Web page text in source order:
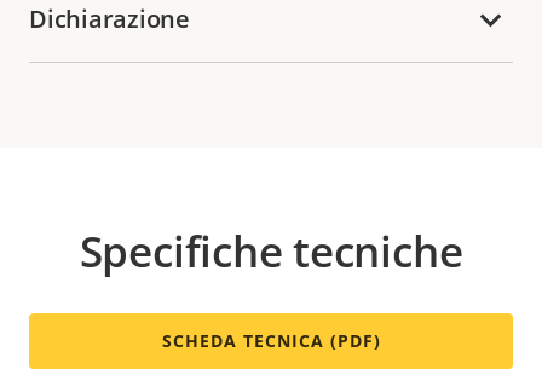
Dichiarazione
Specifiche tecniche
SCHEDA TECNICA (PDF)